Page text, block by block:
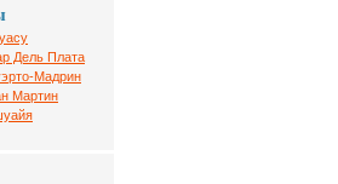
Дель Плата
Мадрин
Мартин